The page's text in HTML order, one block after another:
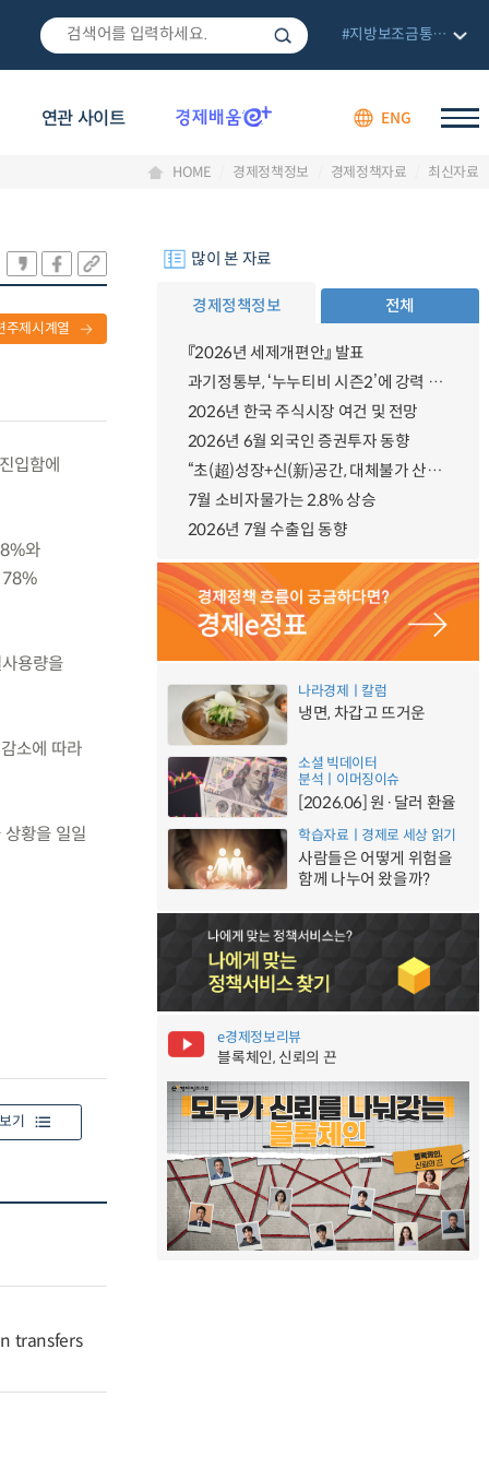
연관 사이트 ENG
#지방보조금통합관리망
HOME 경제정책정보 경제정책자료 최신자료
주제시계열
입함에
와
78%
용량을
소에 따라
황을 일일
기
transfers
많이 본 자료
경제정책정보 전체
『2026년 세제개편안』 발표
과기정통부, ‘누누티비 시즌2’에 강력 대응 의지 밝혀
2026년 한국 주식시장 여건 및 전망
2026년 6월 외국인 증권투자 동향
“초(超)성장+신(新)공간, 대체불가 산업강국”
7월 소비자물가는 2.8% 상승
2026년 7월 수출입 동향
나라경제ㅣ칼럼
냉면, 차갑고 뜨거운
소셜 빅데이터
분석ㅣ이머징이슈
[2026.06] 원·달러 환율
학습자료ㅣ경제로 세상 읽기
사람들은 어떻게 위험을
함께 나누어 왔을까?
e경제정보리뷰
블록체인, 신뢰의 끈